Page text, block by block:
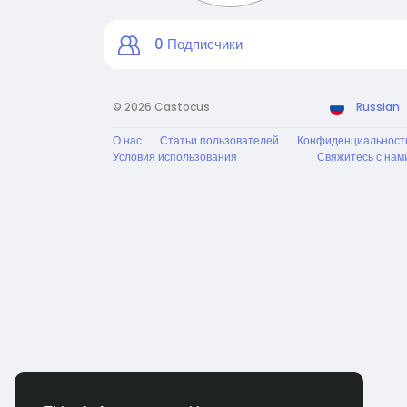
0 Подписчики
© 2026 Castocus Russian
О нас Статьи пользователей
Условия использования
Свяжитесь с